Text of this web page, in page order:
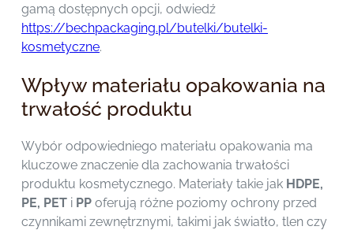
gamą dostępnych opcji, odwiedź
https://bechpackaging.pl/butelki/butelki-
kosmetyczne.
Wpływ materiału opakowania na
trwałość produktu
Wybór odpowiedniego materiału opakowania ma
kluczowe znaczenie dla zachowania trwałości
produktu kosmetycznego. Materiały takie jak HDPE,
PE, PET i PP oferują różne poziomy ochrony przed
czynnikami zewnętrznymi, takimi jak światło, tlen czy